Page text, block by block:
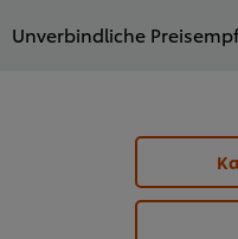
Unverbindliche